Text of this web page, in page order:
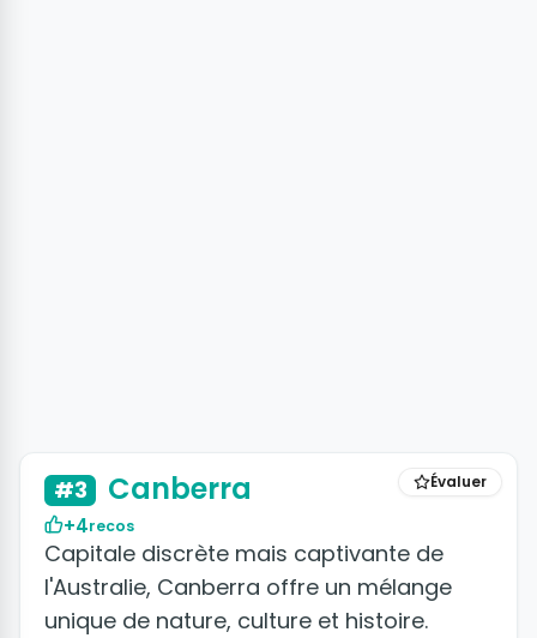
Évaluer
#3 Canberra
+4recos
Capitale discrète mais captivante de
l'Australie, Canberra offre un mélange
unique de nature, culture et histoire.